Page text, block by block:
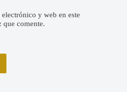
y web en este
que comente.